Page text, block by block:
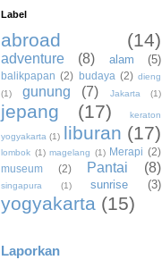
Label
abroad (14)
adventure (8) alam (5)
balikpapan (2) budaya (2) dieng
(1)
gunung (7) Jakarta (1)
jepang (17) keraton
yogyakarta (1) liburan (17)
lombok (1) magelang (1) Merapi (2)
museum
(2) Pantai (8)
singapura (1) sunrise (3)
yogyakarta (15)
Laporkan